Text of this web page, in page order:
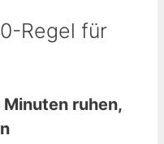
Regel für
ruhen,